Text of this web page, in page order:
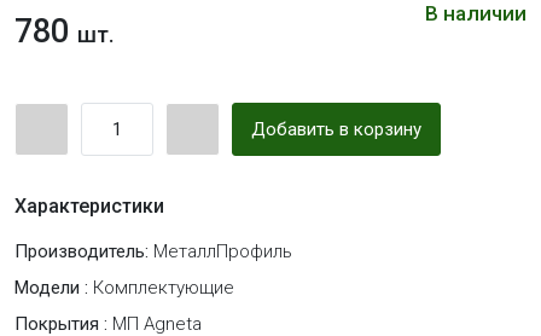
В наличии
780 шт.
Добавить в корзину
Характеристики
Производитель: МеталлПрофиль
Модели : Комплектующие
Покрытия : МП Agneta